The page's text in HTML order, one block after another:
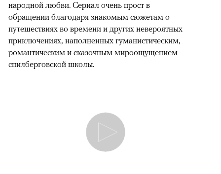
народной любви. Сериал очень прост в
обращении благодаря знакомым сюжетам о
путешествиях во времени и других невероятных
приключениях, наполненных гуманистическим,
романтическим и сказочным мироощущением
спилберговской школы.